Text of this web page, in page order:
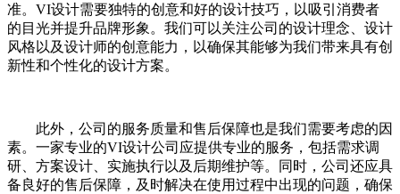
准。VI设计需要独特的创意和好的设计技巧，以吸引消费者
的目光并提升品牌形象。我们可以关注公司的设计理念、设计
风格以及设计师的创意能力，以确保其能够为我们带来具有创
新性和个性化的设计方案。
此外，公司的服务质量和售后保障也是我们需要考虑的因
素。一家专业的VI设计公司应提供专业的服务，包括需求调
研、方案设计、实施执行以及后期维护等。同时，公司还应具
备良好的售后保障，及时解决在使用过程中出现的问题，确保